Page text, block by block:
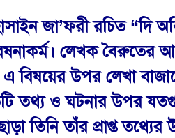
জা’ফরী রচিত “দি
লেখক বৈরুতের
বিষয়ের উপর লেখা
তথ্য ও ঘটনার উপর
তিনি তাঁর প্রাপ্ত